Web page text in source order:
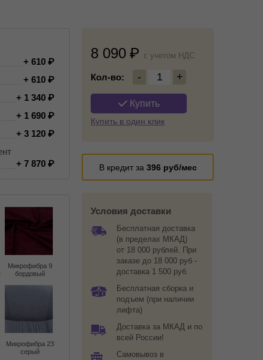
8 090 c учетом НДС
Кол-во: - 1 +
Купить
Купить в один клик
В кредит за 396 руб/мес
Условия доставки
Бесплатная доставка
(в пределах МКАД)
от 18 000 рублей. При
заказе до 18 000 руб -
доставка 1 500 руб
Бесплатная сборка и
подъем (при наличии
лифта)
Доставка за МКАД и по
всей России!
Самовывоз в
+ 610
+ 610
+ 1 340
+ 1 690
+ 3 120
+ 7 870
Микрофибра 9
бордовый
Микрофибра 23
серый